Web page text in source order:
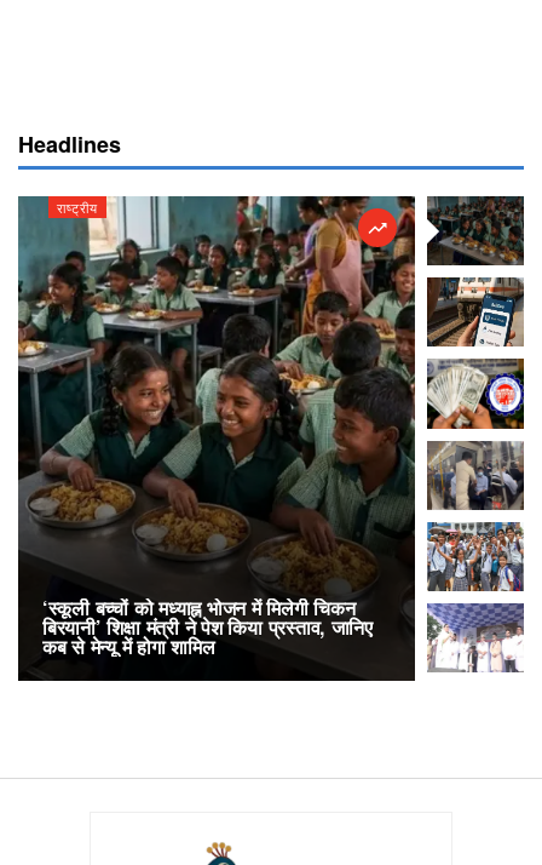
Headlines
राष्ट्रीय
‘स्कूली बच्चों को मध्याह्न भोजन में मिलेगी चिकन
बिरयानी’ शिक्षा मंत्री ने पेश किया प्रस्ताव, जानिए
कब से मेन्यू में होगा शामिल
राष्ट्रीय
RailOne
लोकप्रिय,
अनारक्षित